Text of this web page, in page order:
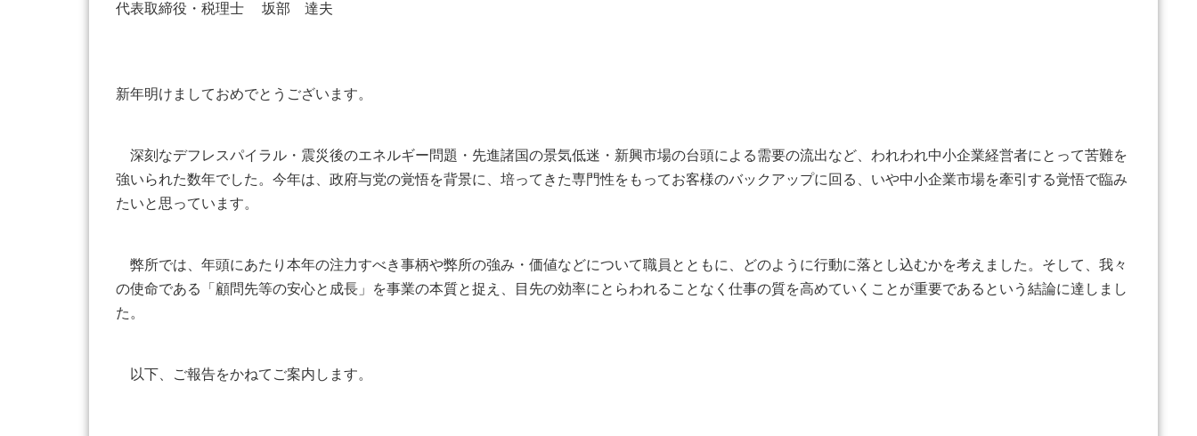
代表取締役・税理士 坂部 達夫
新年明けましておめでとうございます。
深刻なデフレスパイラル・震災後のエネルギー問題・先進諸国の景気低迷・新興市場の台頭による需要の流出など、われわれ中小企業経営者にとって苦難を
強いられた数年でした。今年は、政府与党の覚悟を背景に、培ってきた専門性をもってお客様のバックアップに回る、いや中小企業市場を牽引する覚悟で臨み
たいと思っています。
弊所では、年頭にあたり本年の注力すべき事柄や弊所の強み・価値などについて職員とともに、どのように行動に落とし込むかを考えました。そして、我々
の使命である「顧問先等の安心と成長」を事業の本質と捉え、目先の効率にとらわれることなく仕事の質を高めていくことが重要であるという結論に達しまし
た。
以下、ご報告をかねてご案内します。